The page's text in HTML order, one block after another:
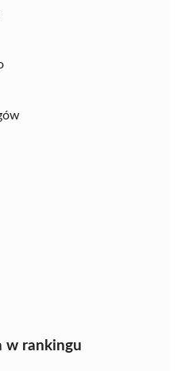
w rankingu